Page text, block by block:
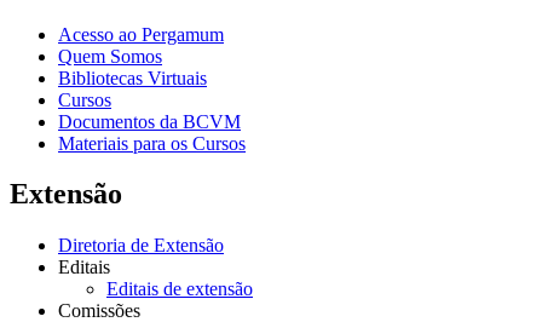
Acesso ao Pergamum
Quem Somos
Bibliotecas Virtuais
Cursos
Documentos da BCVM
Materiais para os Cursos
Extensão
Diretoria de Extensão
Editais
Editais de extensão
Comissões